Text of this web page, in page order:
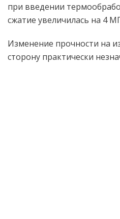
при введении
сжатие увеличилась на 4
Изменение прочности на
сторону практически